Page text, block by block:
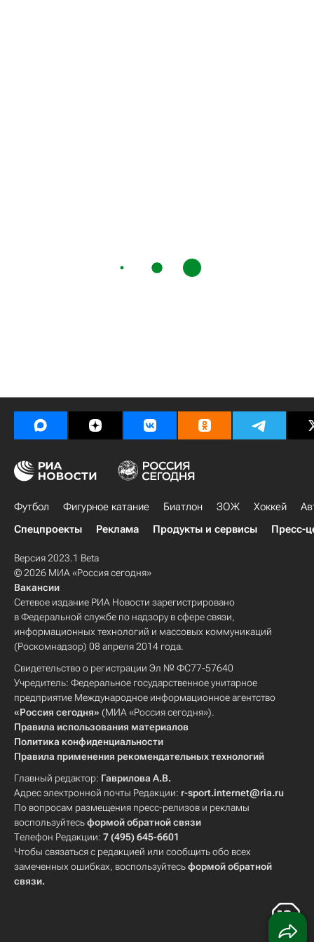
Футбол Фигурное катание Биатлон ЗОЖ Хоккей
Спецпроекты
Реклама Продукты и сервисы Пресс-
Версия 2023.1 Beta
© 2026 МИА «Россия сегодня»
Вакансии
Сетевое издание РИА Новости зарегистрировано
в Федеральной службе по надзору в сфере связи,
информационных технологий и массовых коммуникаций
(Роскомнадзор) 08 апреля 2014 года.
Свидетельство о регистрации Эл № ФС77-57640
Учредитель: Федеральное государственное унитарное
предприятие Международное информационное агентство
«Россия сегодня» (МИА «Россия сегодня»).
Правила использования материалов
Политика конфиденциальности
Правила применения рекомендательных технологий
Главный редактор: Гаврилова А.В.
Адрес электронной почты Редакции: r-sport.internet@ria.ru
По вопросам размещения пресс-релизов и рекламы
воспользуйтесьформой обратной связи
Телефон Редакции: 7 (495) 645-6601
Чтобы связаться с редакцией или сообщить обо всех
замеченных ошибках, воспользуйтесьформой обратной
связи.